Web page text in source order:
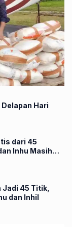
Hari
dari 45
Inhu Masih
45 Titik,
dan Inhil